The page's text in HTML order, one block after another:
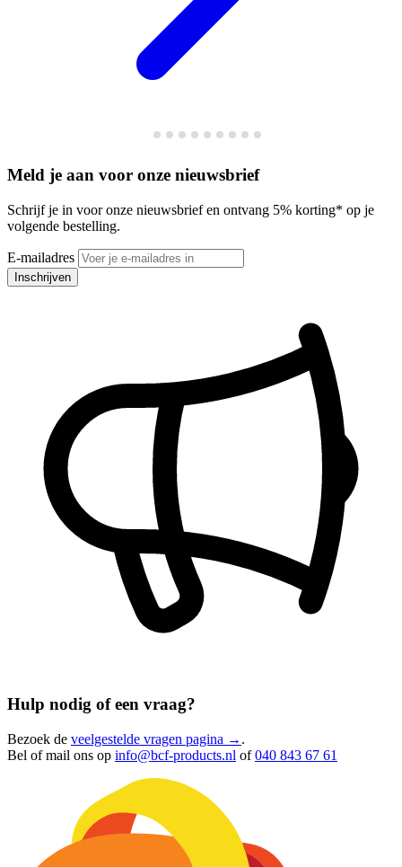
Meld je aan voor onze nieuwsbrief
Schrijf je in voor onze nieuwsbrief en ontvang 5% korting* op je
volgende bestelling.
E-mailadres
Inschrijven
Hulp nodig of een vraag?
Bezoek de veelgestelde vragen pagina → .
Bel of mail ons op info@bcf-products.nl of040 843 67 61